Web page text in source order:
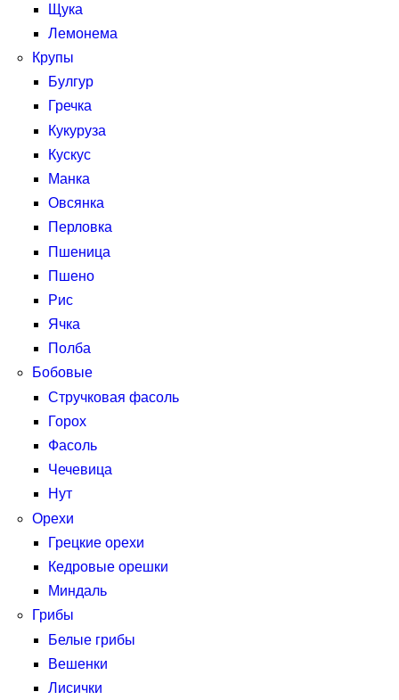
Щука
Лемонема
Крупы
Булгур
Гречка
Кукуруза
Кускус
Манка
Овсянка
Перловка
Пшеница
Пшено
Рис
Ячка
Полба
Бобовые
Стручковая фасоль
Горох
Фасоль
Чечевица
Нут
Орехи
Грецкие орехи
Кедровые орешки
Миндаль
Грибы
Белые грибы
Вешенки
Лисички